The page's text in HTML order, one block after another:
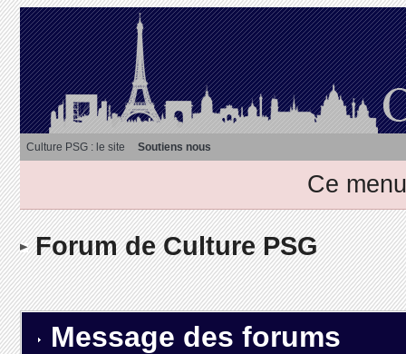
Culture PSG : le site Soutiens nous
Ce
Forum de Culture PSG
Message des forums